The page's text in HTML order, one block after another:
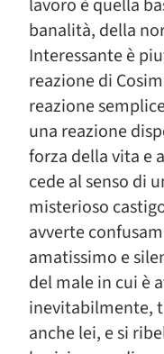
lavoro è quella
banalità, della
Interessante è
reazione di
reazione
una reazione
forza della vita e
cede al senso di
misterioso
avverte
amatissimo e
del male in cui è
inevitabilmente,
anche lei, e si